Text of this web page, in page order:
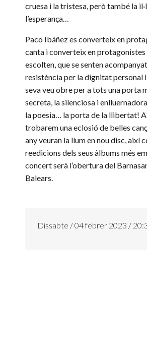
cruesa i la tristesa, però també la
l’esperança…
Paco Ibáñez es converteix en
canta i converteix en protagonistes
escolten, que se senten
resistència per la dignitat personal
seva veu obre per a tots una porta
secreta, la silenciosa i
la poesia… la porta de la llibertat!
trobarem una eclosió de belles
any veuran la llum en nou disc, així
reedicions dels seus àlbums més
concert serà l’obertura del
Balears.
Dissabte / 04 febrer 2023 /